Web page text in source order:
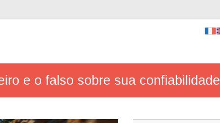
e o falso sobre sua confiabilidade